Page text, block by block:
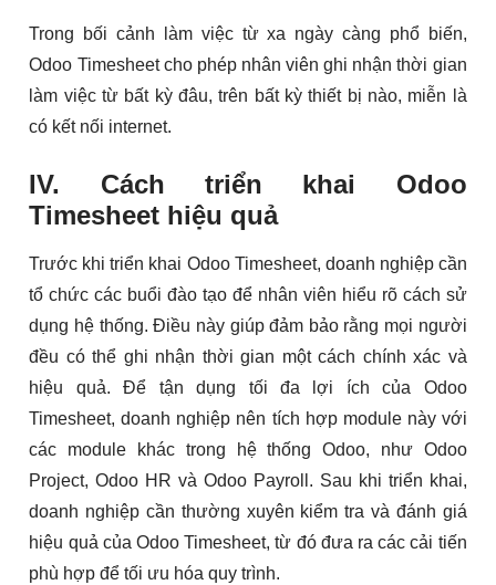
Trong bối cảnh làm việc từ xa ngày càng phổ biến,
Odoo Timesheet cho phép nhân viên ghi nhận thời gian
làm việc từ bất kỳ đâu, trên bất kỳ thiết bị nào, miễn là
có kết nối internet.
IV. Cách triển khai Odoo
Timesheet hiệu quả
Trước khi triển khai Odoo Timesheet, doanh nghiệp cần
tổ chức các buổi đào tạo để nhân viên hiểu rõ cách sử
dụng hệ thống. Điều này giúp đảm bảo rằng mọi người
đều có thể ghi nhận thời gian một cách chính xác và
hiệu quả.
Để tận dụng tối đa lợi ích của Odoo
Timesheet, doanh nghiệp nên tích hợp module này với
các module khác trong hệ thống Odoo, như Odoo
Project, Odoo HR và Odoo Payroll. Sau khi triển khai,
doanh nghiệp cần thường xuyên kiểm tra và đánh giá
hiệu quả của Odoo Timesheet, từ đó đưa ra các cải tiến
phù hợp để tối ưu hóa quy trình.